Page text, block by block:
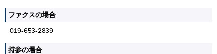
ファクスの場合
019-653-2839
持参の場合